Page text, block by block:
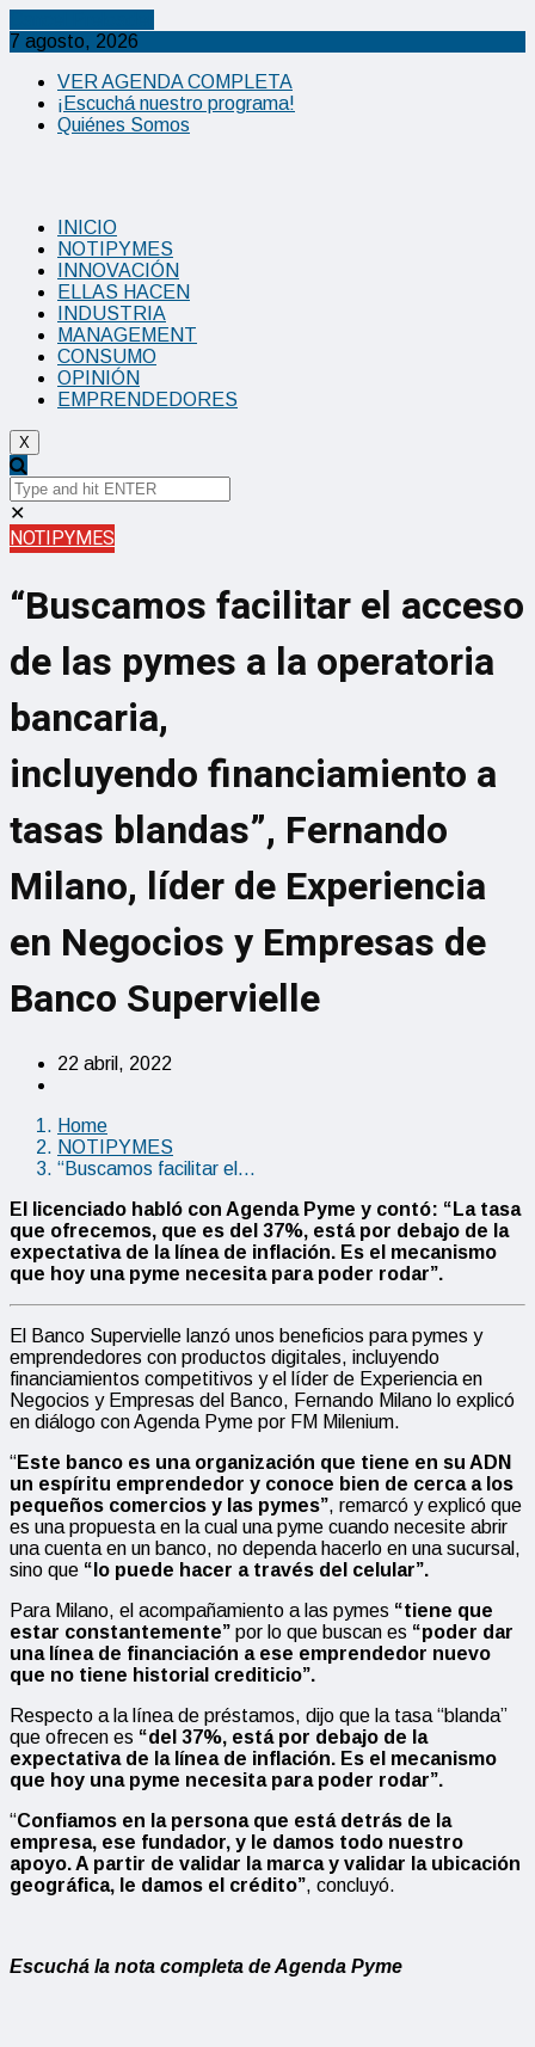
7 agosto, 2026
VER AGENDA COMPLETA
¡Escuchá nuestro programa!
Quiénes Somos
INICIO
NOTIPYMES
INNOVACIÓN
ELLAS HACEN
INDUSTRIA
MANAGEMENT
CONSUMO
OPINIÓN
EMPRENDEDORES
X
✕
NOTIPYMES
“Buscamos facilitar el acceso
de las pymes a la operatoria
bancaria,
incluyendo financiamiento a
tasas blandas”, Fernando
Milano, líder de Experiencia
en Negocios y Empresas de
Banco Supervielle
22 abril, 2022
Home
NOTIPYMES
“Buscamos facilitar el…
El licenciado habló con Agenda Pyme y contó: “La tasa
que ofrecemos, que es del 37%, está por debajo de la
expectativa de la línea de inflación. Es el mecanismo
que hoy una pyme necesita para poder rodar”.
El Banco Supervielle lanzó unos beneficios para pymes y
emprendedores con productos digitales, incluyendo
financiamientos competitivos y el líder de Experiencia en
Negocios y Empresas del Banco, Fernando Milano lo explicó
en diálogo con Agenda Pyme por FM Milenium.
“Este banco es una organización que tiene en su ADN
un espíritu emprendedor y conoce bien de cerca a los
pequeños comercios y las pymes”, remarcó y explicó que
es una propuesta en la cual una pyme cuando necesite abrir
una cuenta en un banco, no dependa hacerlo en una sucursal,
sino que “lo puede hacer a través del celular”.
Para Milano, el acompañamiento a las pymes “tiene que
estar constantemente” por lo que buscan es “poder dar
una línea de financiación a ese emprendedor nuevo
que no tiene historial crediticio”.
Respecto a la línea de préstamos, dijo que la tasa “blanda”
que ofrecen es “del 37%, está por debajo de la
expectativa de la línea de inflación. Es el mecanismo
que hoy una pyme necesita para poder rodar”.
“Confiamos en la persona que está detrás de la
empresa, ese fundador, y le damos todo nuestro
apoyo. A partir de validar la marca y validar la ubicación
geográfica, le damos el crédito”, concluyó.
Escuchá la nota completa de Agenda Pyme